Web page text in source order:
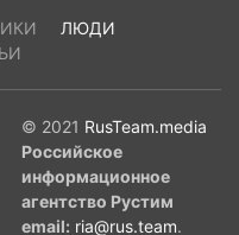
ЛЮДИ
© 2021 RusTeam.media
Российское
информационное
агентство Рустим
email: ria@rus.team.